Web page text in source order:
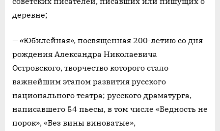
деревне;
—«Юбилейная», посвященная 200-летию со дня
рождения Александра Николаевича
Островского, творчество которого стало
важнейшим этапом развития русского
национального театра; русского драматурга,
написавшего 54 пьесы, в том числе «Бедность не
порок», «Без вины виноватые»,